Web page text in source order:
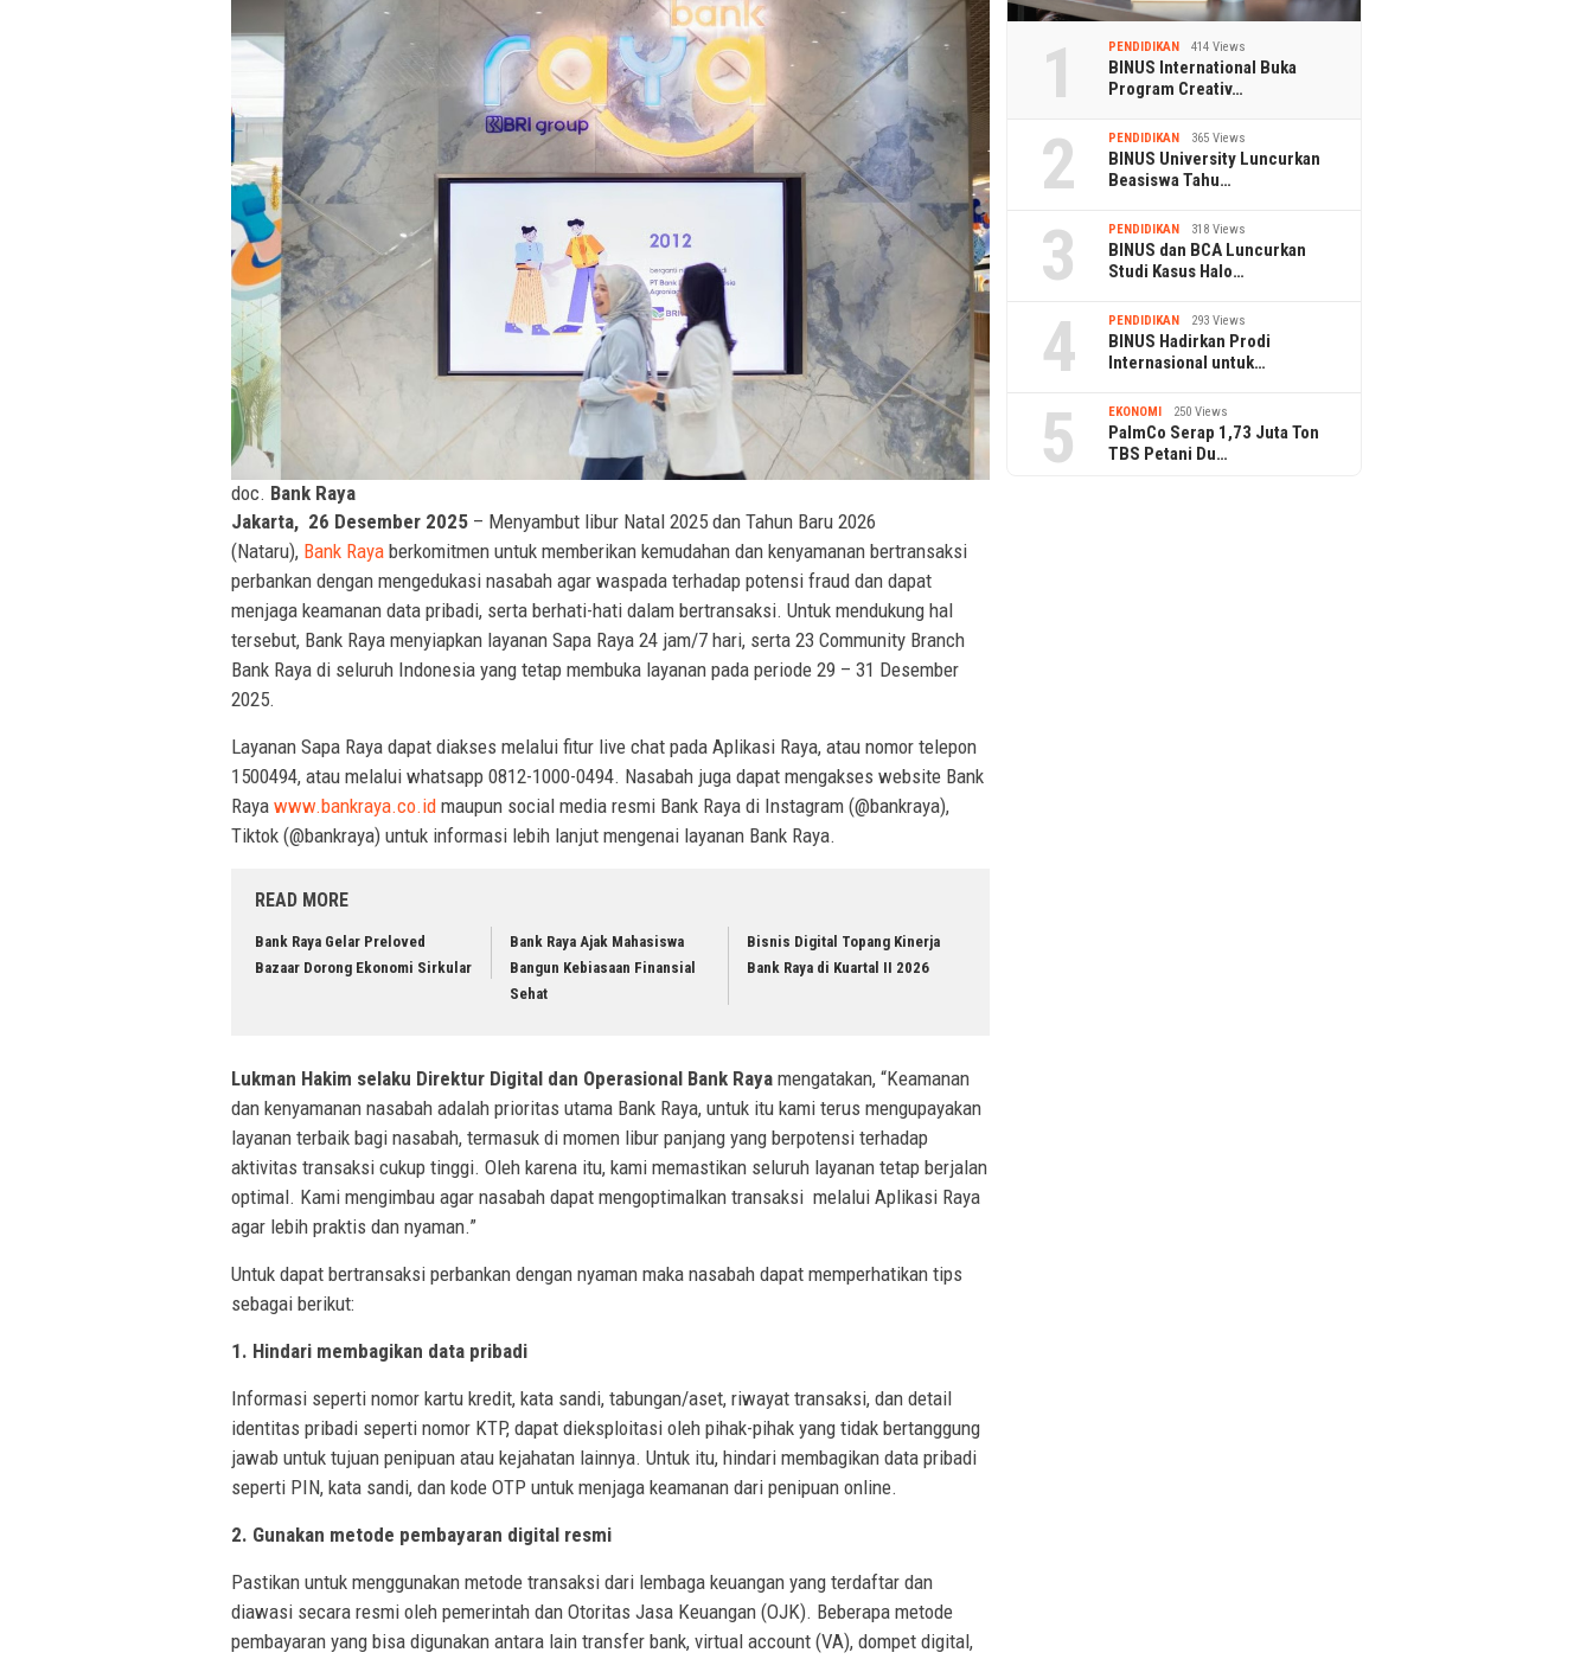
doc. Bank Raya
Jakarta, 26 Desember 2025 – Menyambut libur Natal 2025 dan Tahun Baru 2026
(Nataru), Bank Raya berkomitmen untuk memberikan kemudahan dan kenyamanan bertransaksi
perbankan dengan mengedukasi nasabah agar waspada terhadap potensi fraud dan dapat
menjaga keamanan data pribadi, serta berhati-hati dalam bertransaksi. Untuk mendukung hal
tersebut, Bank Raya menyiapkan layanan Sapa Raya 24 jam/7 hari, serta 23 Community Branch
Bank Raya di seluruh Indonesia yang tetap membuka layanan pada periode 29 – 31 Desember
2025.
Layanan Sapa Raya dapat diakses melalui fitur live chat pada Aplikasi Raya, atau nomor telepon
1500494, atau melalui whatsapp 0812-1000-0494. Nasabah juga dapat mengakses website Bank
Raya www.bankraya.co.id maupun social media resmi Bank Raya di Instagram (@bankraya),
Tiktok (@bankraya) untuk informasi lebih lanjut mengenai layanan Bank Raya.
READ MORE
Bank Raya Gelar Preloved
Bazaar Dorong Ekonomi Sirkular
Bank Raya Ajak Mahasiswa
Bangun Kebiasaan Finansial
Sehat
Bisnis Digital Topang Kinerja
Bank Raya di Kuartal II 2026
Lukman Hakim selaku Direktur Digital dan Operasional Bank Raya mengatakan, “Keamanan
dan kenyamanan nasabah adalah prioritas utama Bank Raya, untuk itu kami terus mengupayakan
layanan terbaik bagi nasabah, termasuk di momen libur panjang yang berpotensi terhadap
aktivitas transaksi cukup tinggi. Oleh karena itu, kami memastikan seluruh layanan tetap berjalan
optimal. Kami mengimbau agar nasabah dapat mengoptimalkan transaksi melalui Aplikasi Raya
agar lebih praktis dan nyaman.”
Untuk dapat bertransaksi perbankan dengan nyaman maka nasabah dapat memperhatikan tips
sebagai berikut:
1. Hindari membagikan data pribadi
Informasi seperti nomor kartu kredit, kata sandi, tabungan/aset, riwayat transaksi, dan detail
identitas pribadi seperti nomor KTP, dapat dieksploitasi oleh pihak-pihak yang tidak bertanggung
jawab untuk tujuan penipuan atau kejahatan lainnya. Untuk itu, hindari membagikan data pribadi
seperti PIN, kata sandi, dan kode OTP untuk menjaga keamanan dari penipuan online.
2. Gunakan metode pembayaran digital resmi
Pastikan untuk menggunakan metode transaksi dari lembaga keuangan yang terdaftar dan
diawasi secara resmi oleh pemerintah dan Otoritas Jasa Keuangan (OJK). Beberapa metode
pembayaran yang bisa digunakan antara lain transfer bank, virtual account (VA), dompet digital,
1 PENDIDIKAN 414 Views
BINUS International Buka
Program Creativ…
2 PENDIDIKAN 365 Views
BINUS University Luncurkan
Beasiswa Tahu…
3 PENDIDIKAN 318 Views
BINUS dan BCA Luncurkan
Studi Kasus Halo…
4 PENDIDIKAN 293 Views
BINUS Hadirkan Prodi
Internasional untuk…
5 EKONOMI 250 Views
PalmCo Serap 1,73 Juta Ton
TBS Petani Du…